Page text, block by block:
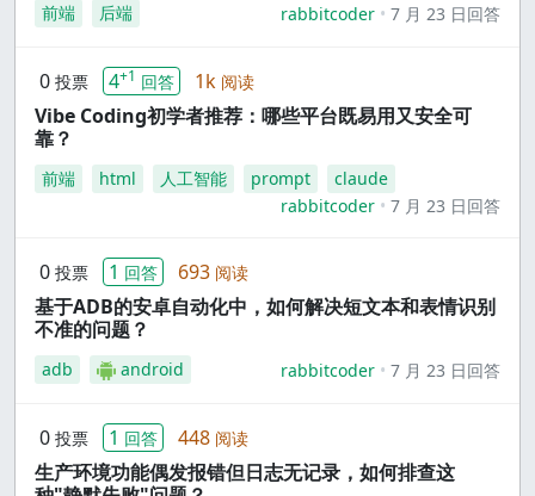
前端 后端 rabbitcoder 7 月 23 日回答
0 投票 4+1 回答 1k 阅读
Vibe Coding初学者推荐：哪些平台既易用又安全可
靠？
前端 html 人工智能 prompt
claude
rabbitcoder
7 月 23 日回答
0 投票 1 回答 693 阅读
基于ADB的安卓自动化中，如何解决短文本和表情识别
不准的问题？
adb android rabbitcoder 7 月 23 日回答
0 投票 1 回答 448 阅读
生产环境功能偶发报错但日志无记录，如何排查这